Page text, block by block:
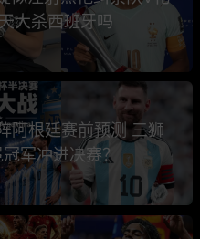
大杀西班牙吗
阿根廷赛前预测 三狮
军冲进决赛？